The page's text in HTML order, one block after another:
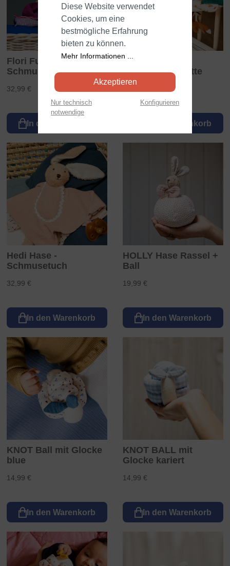
Flori Fuchs -
Schmusetuch
32,99 €
In den Warenkorb
FLORI Fuchs
Kinderwagenkette
In den Warenkorb
Hedi Hase -
Schmusetuch
32,99 €
In den Warenkorb
HOLLY Hase Rassel +
Ball
19,99 €
In den Warenkorb
KNOT Ball mit Glocke
blue
14,99 €
In den Warenkorb
KNOT BALL mit
Glocke kariert
14,99 €
In den Warenkorb
Diese Website verwendet
Cookies, um eine
bestmögliche Erfahrung
bieten zu können.
Mehr Informationen ...
Akzeptieren
Nur technisch
notwendige
Konfigurieren